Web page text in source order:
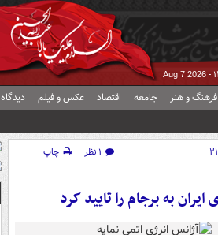
Aug 7 2026
فرهنگ و هنر جامعه اقتصاد عکس و فیلم دیدگاه
۱ نظر
چاپ
به برجام را تایید کرد